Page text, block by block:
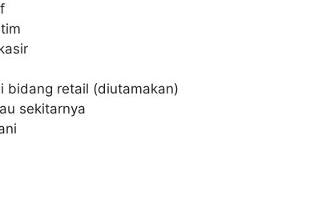
bidang retail (diutamakan)
sekitarnya